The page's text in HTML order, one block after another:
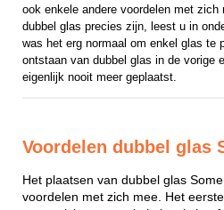
ook enkele andere voordelen met
dubbel glas precies zijn, leest u in
was het erg normaal om enkel glas te
ontstaan van dubbel glas in de vorige
eigenlijk nooit meer geplaatst.
Voordelen dubbel glas
Het plaatsen van dubbel glas
voordelen met zich mee. Het